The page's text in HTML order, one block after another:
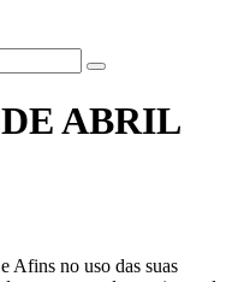
DE ABRIL
Afins no uso das suas